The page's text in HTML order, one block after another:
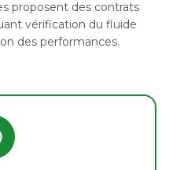
proposent des contrats
vérification du fluide
des performances.